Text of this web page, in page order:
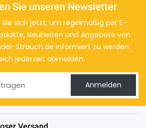
Sie unseren Newsletter
Sie sich jetzt, um regelmäßig per E-
Neuheiten und Angebote von
Strauch.de informiert zu werden.
jederzeit abmelden.
Anmelden